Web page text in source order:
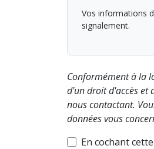
Vos informations
signalement.
Conformément à la
d'un droit d'accès et
nous contactant.
données vous
En cochant